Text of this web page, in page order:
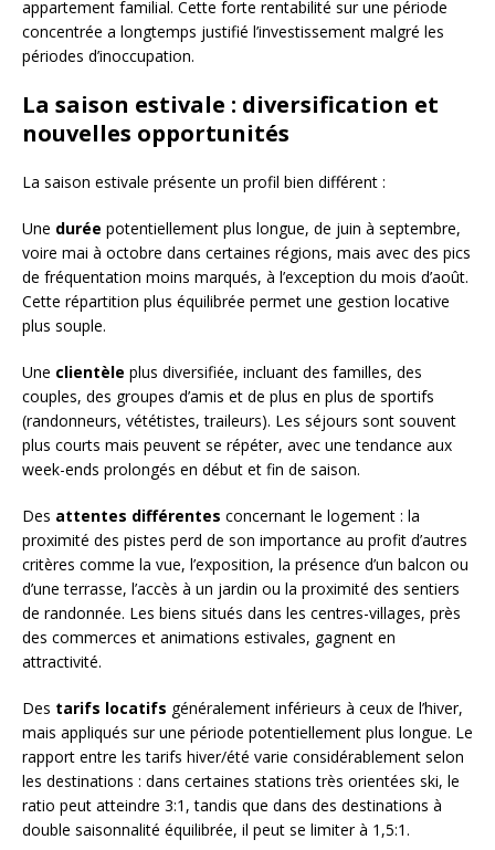
appartement familial. Cette forte rentabilité sur une période
concentrée a longtemps justifié l’investissement malgré les
périodes d’inoccupation.
La saison estivale : diversification et
nouvelles opportunités
La saison estivale présente un profil bien différent :
Une durée potentiellement plus longue, de juin à septembre,
voire mai à octobre dans certaines régions, mais avec des pics
de fréquentation moins marqués, à l’exception du mois d’août.
Cette répartition plus équilibrée permet une gestion locative
plus souple.
Une clientèle plus diversifiée, incluant des familles, des
couples, des groupes d’amis et de plus en plus de sportifs
(randonneurs, vététistes, traileurs). Les séjours sont souvent
plus courts mais peuvent se répéter, avec une tendance aux
week-ends prolongés en début et fin de saison.
Des attentes différentes concernant le logement : la
proximité des pistes perd de son importance au profit d’autres
critères comme la vue, l’exposition, la présence d’un balcon ou
d’une terrasse, l’accès à un jardin ou la proximité des sentiers
de randonnée. Les biens situés dans les centres-villages, près
des commerces et animations estivales, gagnent en
attractivité.
Des tarifs locatifs généralement inférieurs à ceux de l’hiver,
mais appliqués sur une période potentiellement plus longue. Le
rapport entre les tarifs hiver/été varie considérablement selon
les destinations : dans certaines stations très orientées ski, le
ratio peut atteindre 3:1, tandis que dans des destinations à
double saisonnalité équilibrée, il peut se limiter à 1,5:1.